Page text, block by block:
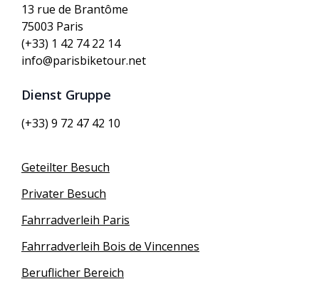
13 rue de Brantôme
75003 Paris
(+33) 1 42 74 22 14
info@parisbiketour.net
Dienst Gruppe
(+33) 9 72 47 42 10
Geteilter Besuch
Privater Besuch
Fahrradverleih Paris
Fahrradverleih Bois de Vincennes
Beruflicher Bereich